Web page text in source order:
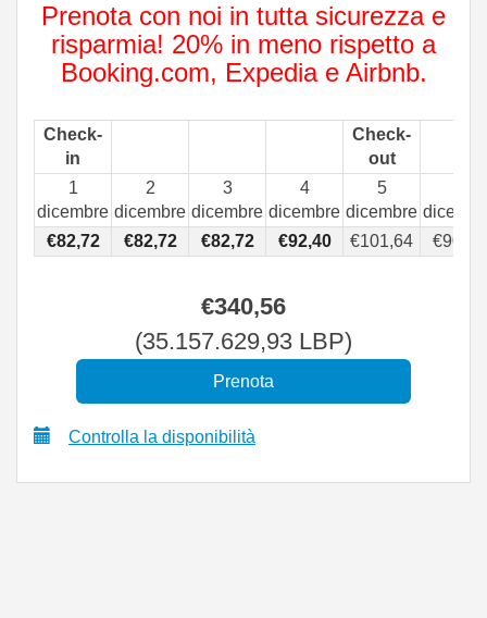
Prenota con noi in tutta sicurezza e
risparmia! 20% in meno rispetto a
Booking.com, Expedia e Airbnb.
Check-
in
Check-
out
1
dicembre
2
dicembre
3
dicembre
4
dicembre
5
dicembre
€82,72 €82,72 €82,72 €92,40 €101,64 €90
€340,56
(35.157.629,93 LBP)
Controlla la disponibilità